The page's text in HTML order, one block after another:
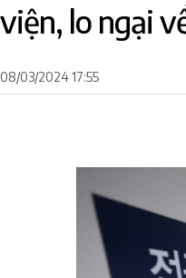
viện, lo ngại
08/03/2024 17:55